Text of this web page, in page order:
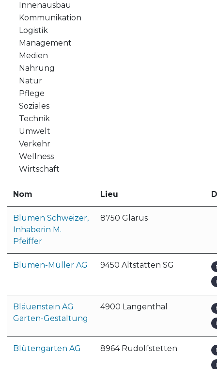
Innenausbau
Kommunikation
Logistik
Management
Medien
Nahrung
Natur
Pflege
Soziales
Technik
Umwelt
Verkehr
Wellness
Wirtschaft
Nom Lieu
Blumen Schweizer,
Inhaberin M.
Pfeiffer
8750 Glarus
Blumen-Müller AG 9450 Altstätten SG
Bläuenstein AG
Garten-Gestaltung
4900 Langenthal
Blütengarten AG 8964 Rudolfstetten